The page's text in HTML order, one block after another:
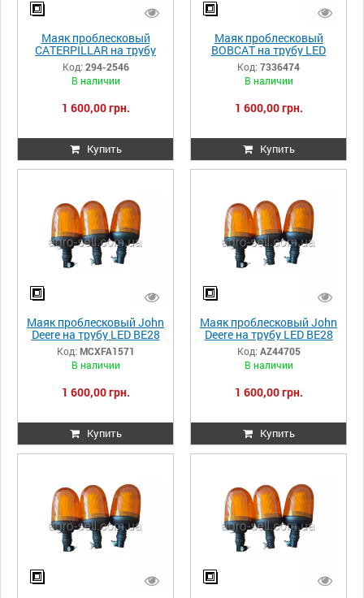
Маяк проблесковый
CATERPILLAR на трубу
LED BE28 290мм 294-2546
Код: 294-2546
В наличии
1 600,00 грн.
Купить
Маяк проблесковый
BOBCAT на трубу LED
BE28 290мм 7336474
Код: 7336474
В наличии
1 600,00 грн.
Купить
Маяк проблесковый John
Deere на трубу LED BE28
290мм MCXFA1571
Код: MCXFA1571
В наличии
1 600,00 грн.
Купить
Маяк проблесковый John
Deere на трубу LED BE28
290мм AZ44705
Код: AZ44705
В наличии
1 600,00 грн.
Купить